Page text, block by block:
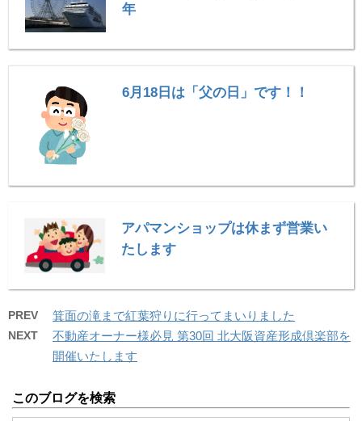
年
6月18日は「父の日」です！！
アパマンショップは休まず営業い
たします
PREV 箕面の滝まで紅葉狩りに行ってまいりました
NEXT
不動産オーナー様必見 第30回 北大阪資産形成倶楽部を
開催いたします
このブログを検索